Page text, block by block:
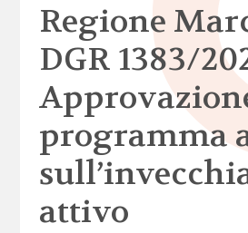
Regione
DGR 1383/
programma
attivo